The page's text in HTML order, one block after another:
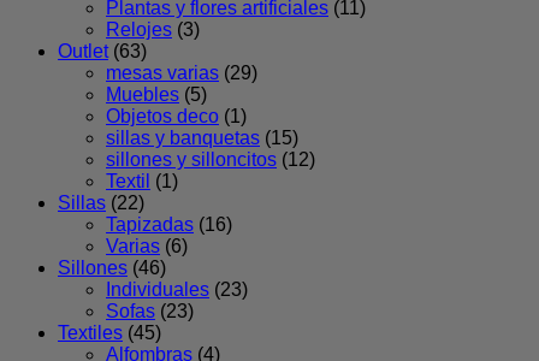
Plantas y flores artificiales (11)
Relojes (3)
Outlet (63)
mesas varias (29)
Muebles (5)
Objetos deco (1)
sillas y banquetas (15)
sillones y silloncitos (12)
Textil (1)
Sillas (22)
Tapizadas (16)
Varias (6)
Sillones (46)
Individuales (23)
Sofas (23)
Textiles (45)
Alfombras (4)